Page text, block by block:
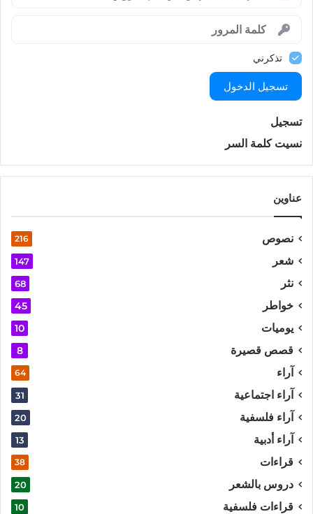
تذكرني
تسجيل الدخول
تسجيل
نسيت كلمة السر
عناوين
نصوص 216
شعر 147
نثر 68
خواطر 45
يوميات 10
قصص قصيرة 8
آراء 64
آراء اجتماعية 31
آراء فلسفية 20
آراء أدبية 13
قراءات 38
دروس بالشعر 20
قراءات فلسفية 10